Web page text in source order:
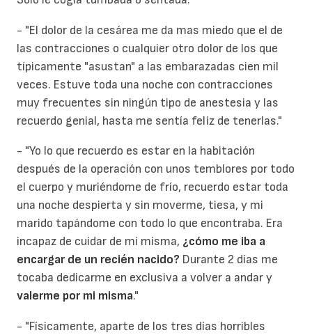
- "El dolor de la cesárea me da mas miedo que el de
las contracciones o cualquier otro dolor de los que
típicamente "asustan" a las embarazadas cien mil
veces. Estuve toda una noche con contracciones
muy frecuentes sin ningún tipo de anestesia y las
recuerdo genial, hasta me sentía feliz de tenerlas."
- "Yo lo que recuerdo es estar en la habitación
después de la operación con unos temblores por todo
el cuerpo y muriéndome de frío, recuerdo estar toda
una noche despierta y sin moverme, tiesa, y mi
marido tapándome con todo lo que encontraba. Era
incapaz de cuidar de mi misma, ¿cómo me iba a
encargar de un recién nacido? Durante 2 días me
tocaba dedicarme en exclusiva a volver a andar y
valerme por mi misma."
- "Físicamente, aparte de los tres días horribles